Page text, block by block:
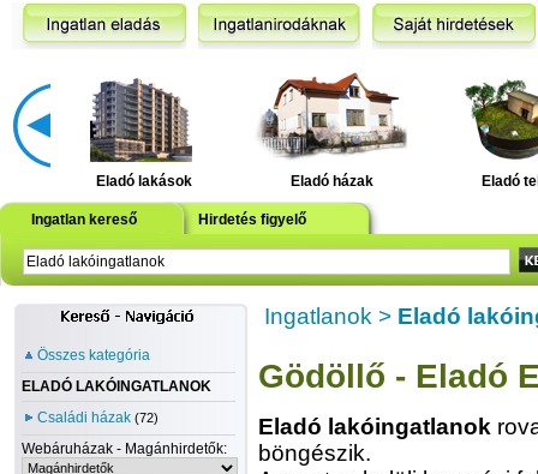
Eladó lakások Eladó házak Eladó
Ingatlan kereső Hirdetés figyelő
Összes kategória
ELADÓ LAKÓINGATLANOK
Családi házak (72)
Webáruházak - Magánhirdetők:
Ingatlanok > Eladó
Gödöllő - Eladó
Eladó lakóingatlanok
böngészik.